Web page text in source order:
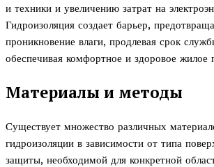
и техники и увеличению затрат на
Гидроизоляция создает барьер,
проникновение влаги, продлевая срок
обеспечивая комфортное и здоровое жилое
Материалы и методы
Существует множество различных
гидроизоляции в зависимости от типа
защиты, необходимой для конкретной